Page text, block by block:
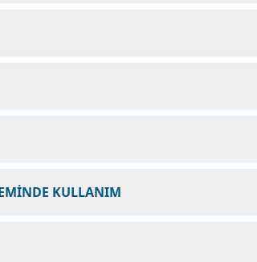
KULLANIM